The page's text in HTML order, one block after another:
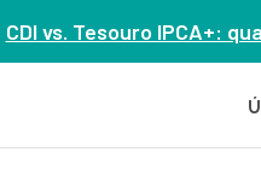
CDI vs. Tesouro IPCA+: